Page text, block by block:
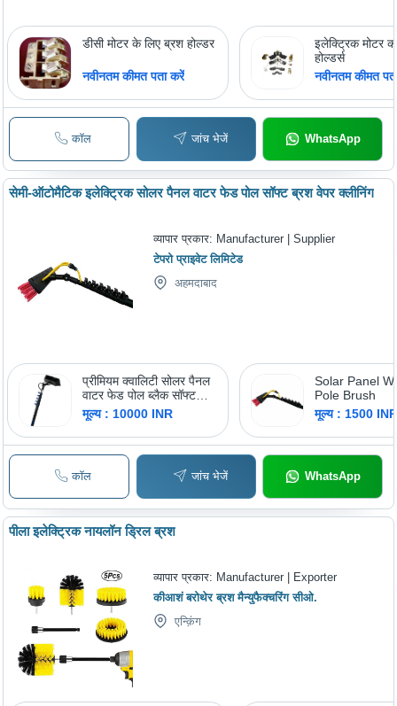
डीसी मोटर के लिए ब्रश होल्डर
नवीनतम कीमत पता करें
इलेक्ट्रिक मोटर
होल्डर्स
नवीनतम कीमत
कॉल जांच भेजें WhatsApp
सेमी-ऑटोमैटिक इलेक्ट्रिक सोलर पैनल वाटर फेड पोल सॉफ्ट ब्रश वेपर क्लीनिंग
व्यापार प्रकार: Manufacturer | Supplier
टेपरो प्राइवेट लिमिटेड
अहमदाबाद
प्रीमियम क्वालिटी सोलर पैनल
वाटर फेड पोल ब्लैक सॉफ्ट
ब्रश क्लीनिंग टाइप: हाई प्रेशर
क्लीनर
मूल्य : 10000 INR
Solar Panel
Pole Brush
मूल्य : 1500
कॉल जांच भेजें WhatsApp
पीला इलेक्ट्रिक नायलॉन ड्रिल ब्रश
व्यापार प्रकार: Manufacturer | Exporter
कीआशं बरोथेर ब्रश मैन्युफैक्चरिंग सीओ.
एन्क़िंग